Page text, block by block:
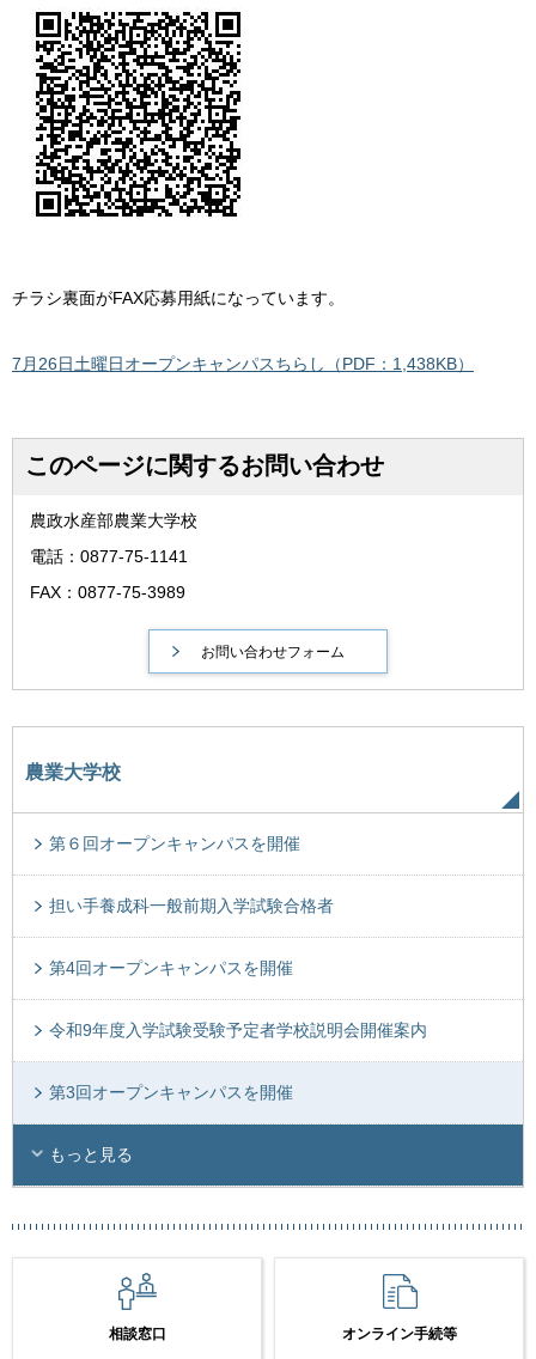
チラシ裏面がFAX応募用紙になっています。
7月26日土曜日オープンキャンパスちらし（PDF：1,438KB）
このページに関するお問い合わせ
農政水産部農業大学校
電話：0877-75-1141
FAX：0877-75-3989
農業大学校
第６回オープンキャンパスを開催
担い手養成科一般前期入学試験合格者
第4回オープンキャンパスを開催
令和9年度入学試験受験予定者学校説明会開催案内
第3回オープンキャンパスを開催
もっと見る
相談窓口 オンライン手続等